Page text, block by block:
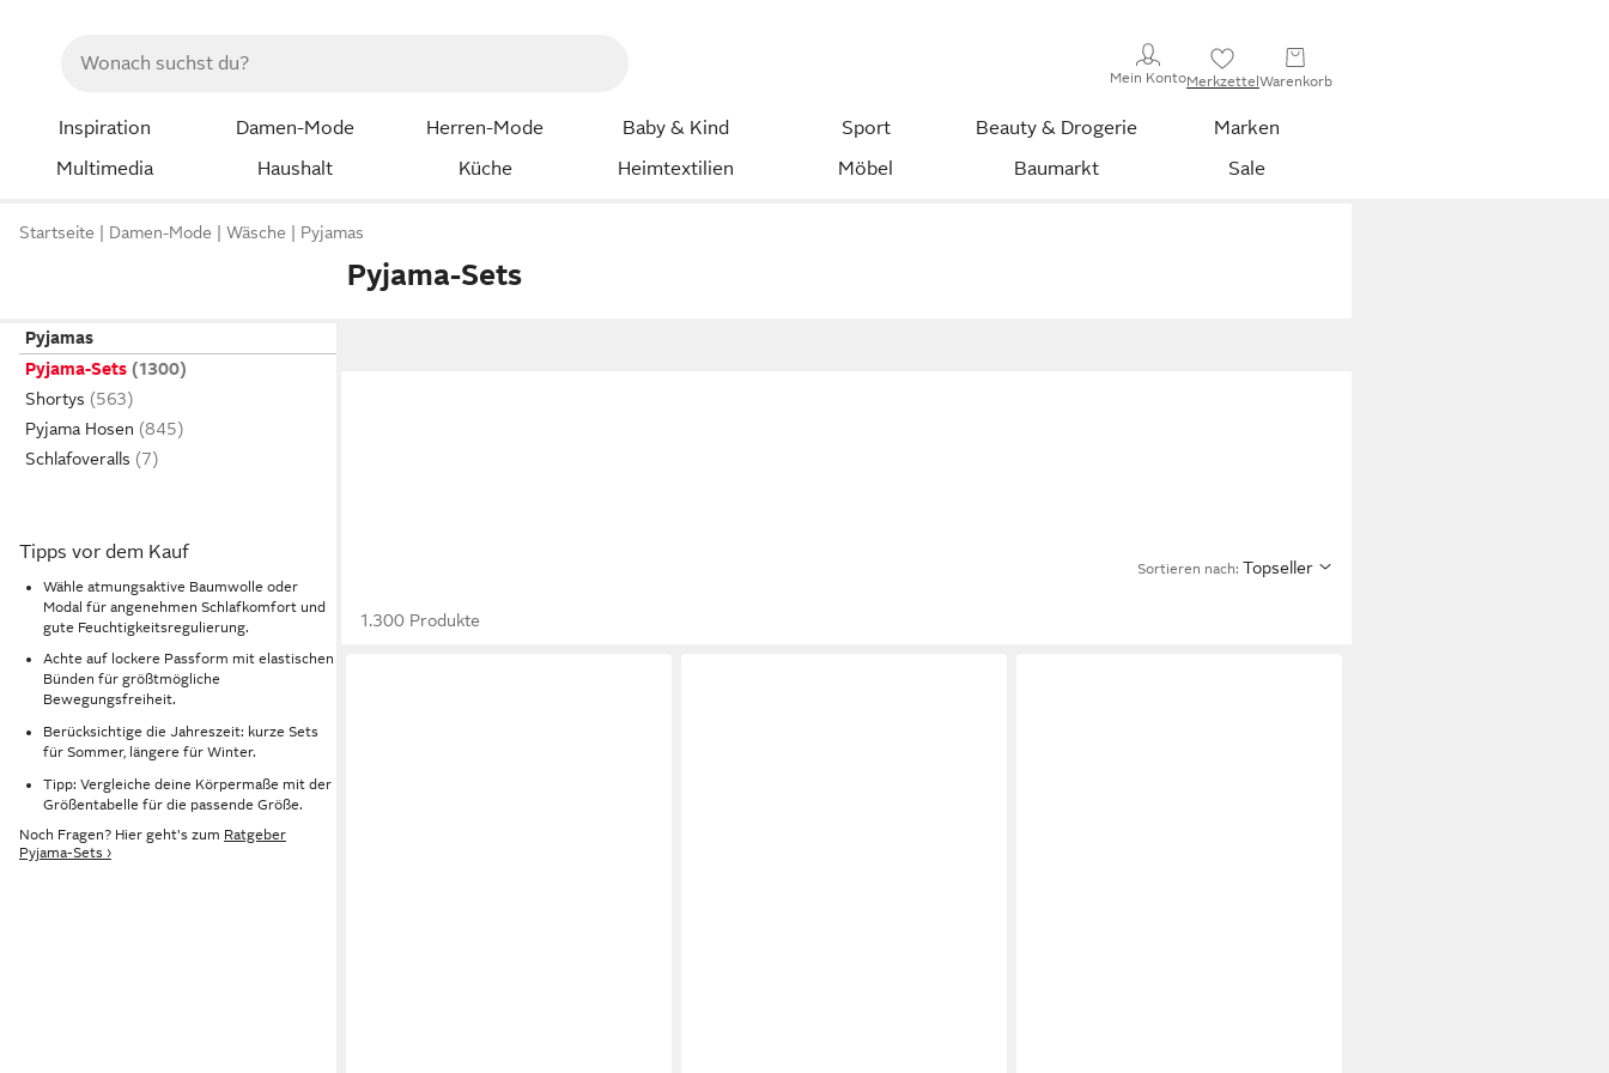
Mein KontoMerkzettelWarenkorb
Inspiration Damen-Mode Herren-Mode Baby & Kind Sport Beauty & Drogerie
Marken
Multimedia
Haushalt Küche Heimtextilien Möbel Baumarkt Sale
Startseite Damen-Mode Wäsche Pyjamas
Pyjama-Sets
Pyjamas
Pyjama-Sets
Shortys
Pyjama Hosen
Schlafoveralls
Tipps vor dem Kauf
Wähle atmungsaktive Baumwolle oder
Modal für angenehmen Schlafkomfort und
gute Feuchtigkeitsregulierung.
Achte auf lockere Passform mit elastischen
Bünden für größtmögliche
Bewegungsfreiheit.
Berücksichtige die Jahreszeit: kurze Sets
für Sommer, längere für Winter.
Tipp: Vergleiche deine Körpermaße mit der
Größentabelle für die passende Größe.
Noch Fragen? Hier geht's zum Ratgeber
Pyjama-Sets ›
Sortieren nach: Topseller
1.300 Produkte